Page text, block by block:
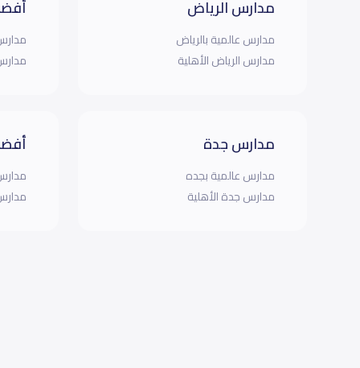
مدارس الرياض
مدارس عالمية بالرياض
مدارس الرياض الأهلية
مدارس جدة
مدارس عالمية بجده
مدارس جدة الأهلية